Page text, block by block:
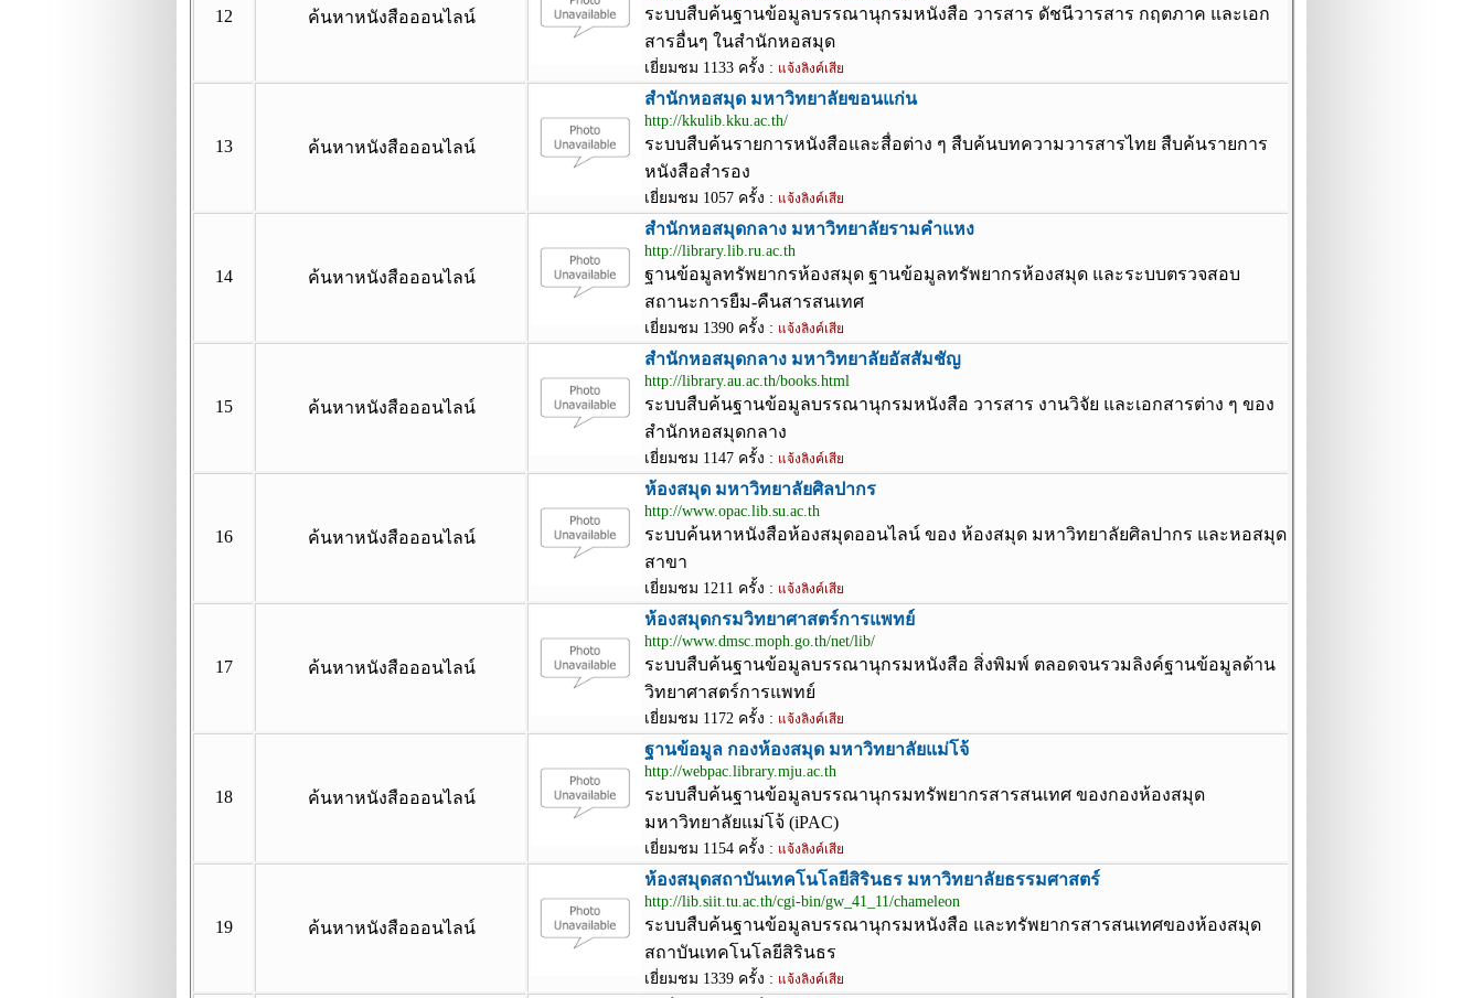
12 ค้นหาหนังสือออนไลน์
ระบบสืบค้นฐานข้อมูลบรรณานุกรมหนังสือ วารสาร ดัชนีวารสาร กฤตภาค และเอก
สารอื่นๆ ในสำนักหอสมุด
เยี่ยมชม 1133 ครั้ง : แจ้งลิงค์เสีย
13 ค้นหาหนังสือออนไลน์
สำนักหอสมุด มหาวิทยาลัยขอนแก่น
http://kkulib.kku.ac.th/
ระบบสืบค้นรายการหนังสือและสื่อต่าง ๆ สืบค้นบทความวารสารไทย สืบค้นรายการ
หนังสือสำรอง
เยี่ยมชม 1057 ครั้ง : แจ้งลิงค์เสีย
14 ค้นหาหนังสือออนไลน์
สำนักหอสมุดกลาง มหาวิทยาลัยรามคำแหง
http://library.lib.ru.ac.th
ฐานข้อมูลทรัพยากรห้องสมุด ฐานข้อมูลทรัพยากรห้องสมุด และระบบตรวจสอบ
สถานะการยืม-คืนสารสนเทศ
เยี่ยมชม 1390 ครั้ง : แจ้งลิงค์เสีย
15 ค้นหาหนังสือออนไลน์
สำนักหอสมุดกลาง มหาวิทยาลัยอัสสัมชัญ
http://library.au.ac.th/books.html
ระบบสืบค้นฐานข้อมูลบรรณานุกรมหนังสือ วารสาร งานวิจัย และเอกสารต่าง ๆ ของ
สำนักหอสมุดกลาง
เยี่ยมชม 1147 ครั้ง : แจ้งลิงค์เสีย
16 ค้นหาหนังสือออนไลน์
ห้องสมุด มหาวิทยาลัยศิลปากร
http://www.opac.lib.su.ac.th
ระบบค้นหาหนังสือห้องสมุดออนไลน์ ของ ห้องสมุด มหาวิทยาลัยศิลปากร และหอสมุด
สาขา
เยี่ยมชม 1211 ครั้ง : แจ้งลิงค์เสีย
17 ค้นหาหนังสือออนไลน์
ห้องสมุดกรมวิทยาศาสตร์การแพทย์
http://www.dmsc.moph.go.th/net/lib/
ระบบสืบค้นฐานข้อมูลบรรณานุกรมหนังสือ สิ่งพิมพ์ ตลอดจนรวมลิงค์ฐานข้อมูลด้าน
วิทยาศาสตร์การแพทย์
เยี่ยมชม 1172 ครั้ง : แจ้งลิงค์เสีย
18 ค้นหาหนังสือออนไลน์
ฐานข้อมูล กองห้องสมุด มหาวิทยาลัยแม่โจ้
http://webpac.library.mju.ac.th
ระบบสืบค้นฐานข้อมูลบรรณานุกรมทรัพยากรสารสนเทศ ของกองห้องสมุด
มหาวิทยาลัยแม่โจ้ (iPAC)
เยี่ยมชม 1154 ครั้ง : แจ้งลิงค์เสีย
19 ค้นหาหนังสือออนไลน์
ห้องสมุดสถาบันเทคโนโลยีสิรินธร มหาวิทยาลัยธรรมศาสตร์
http://lib.siit.tu.ac.th/cgi-bin/gw_41_11/chameleon
ระบบสืบค้นฐานข้อมูลบรรณานุกรมหนังสือ และทรัพยากรสารสนเทศของห้องสมุด
สถาบันเทคโนโลยีสิรินธร
เยี่ยมชม 1339 ครั้ง : แจ้งลิงค์เสีย